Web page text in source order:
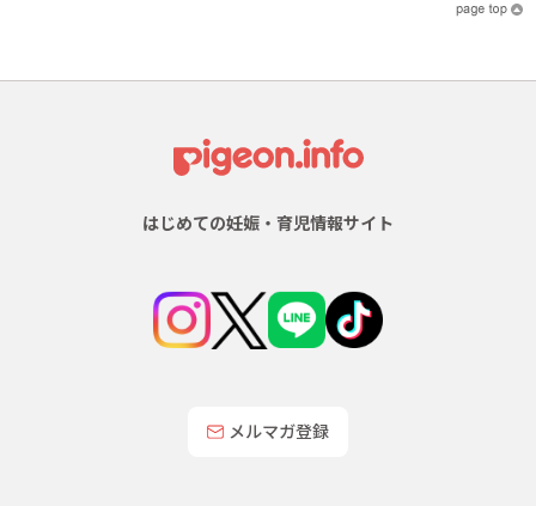
はじめての妊娠・育児情報サイト
メルマガ登録